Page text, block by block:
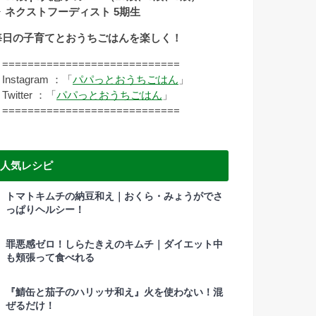
ネクストフーディスト 5期生
日の子育てとおうちごはんを楽しく！
：「 パパっとおうちごはん 」
：「 パパっとおうちごはん 」
人気レシピ
トマトキムチの納豆和え｜おくら・みょうがでさ
っぱりヘルシー！
罪悪感ゼロ！しらたきえのキムチ｜ダイエット中
も頬張って食べれる
『鯖缶と茄子のハリッサ和え』火を使わない！混
ぜるだけ！